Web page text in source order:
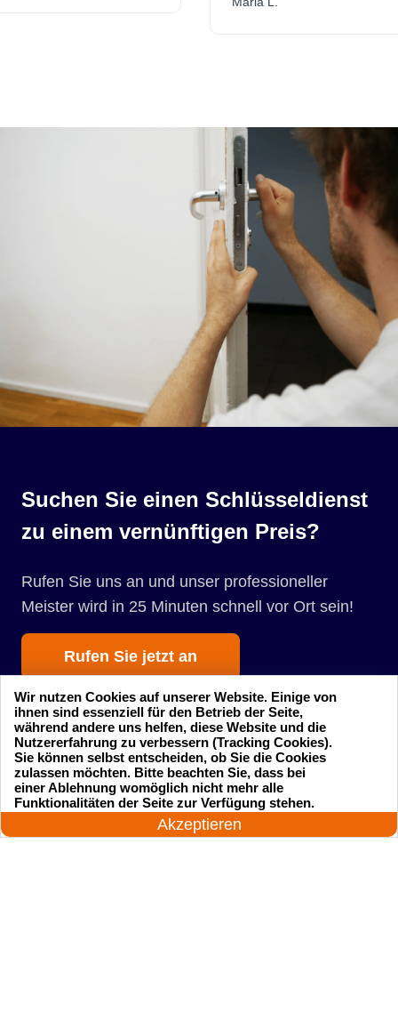
Suchen Sie einen Schlüsseldienst
zu einem vernünftigen Preis?
Rufen Sie uns an und unser professioneller
Meister wird in 25 Minuten schnell vor Ort sein!
Rufen Sie jetzt an
Startseite Einsatzgebiete
Preise
24 Stunden am Tag
Akzeptieren
Wir nutzen Cookies auf unserer Website. Einige von
ihnen sind essenziell für den Betrieb der Seite,
während andere uns helfen, diese Website und die
Nutzererfahrung zu verbessern (Tracking Cookies).
Sie können selbst entscheiden, ob Sie die Cookies
zulassen möchten. Bitte beachten Sie, dass bei
einer Ablehnung womöglich nicht mehr alle
Funktionalitäten der Seite zur Verfügung stehen.